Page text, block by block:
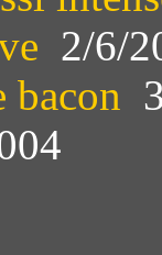
2/6/
bacon